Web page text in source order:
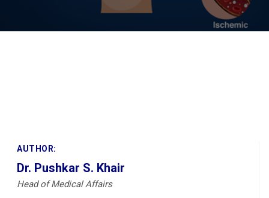
AUTHOR:
Dr. Pushkar S. Khair
Head of Medical Affairs